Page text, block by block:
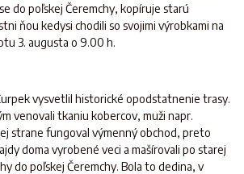
do poľskej Čeremchy, kopíruje starú
ňou kedysi chodili so svojimi výrobkami na
3. augusta o 9.00 h.
vysvetlil historické opodstatnenie trasy.
venovali tkaniu kobercov, muži napr.
strane fungoval výmenný obchod, preto
doma vyrobené veci a mašírovali po starej
do poľskej Čeremchy. Bola to dedina, v